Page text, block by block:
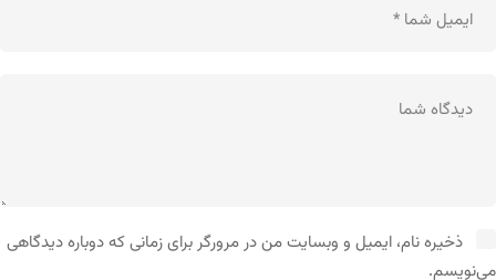
ذخیره نام، ایمیل و وبسایت من در مرورگر برای زمانی که دوباره دیدگاهی
می‌نویسم.